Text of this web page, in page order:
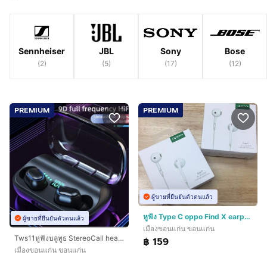
Sennheiser
(2)
JBL
(5)
Sony
(17)
Bose
(12)
PREMIUM
ผู้ขายที่ยืนยันตัวตนแล้ว
Tws11หูฟังบลูทูธ StereoCall headset
เมืองขอนแก่น ขอนแก่น
PREMIUM
ผู้ขายที่ยืนยันตัวตนแล้ว
หูฟัง Type C oppo Find X earphone หูฟังไมโครโฟน
เมืองขอนแก่น ขอนแก่น
฿ 159